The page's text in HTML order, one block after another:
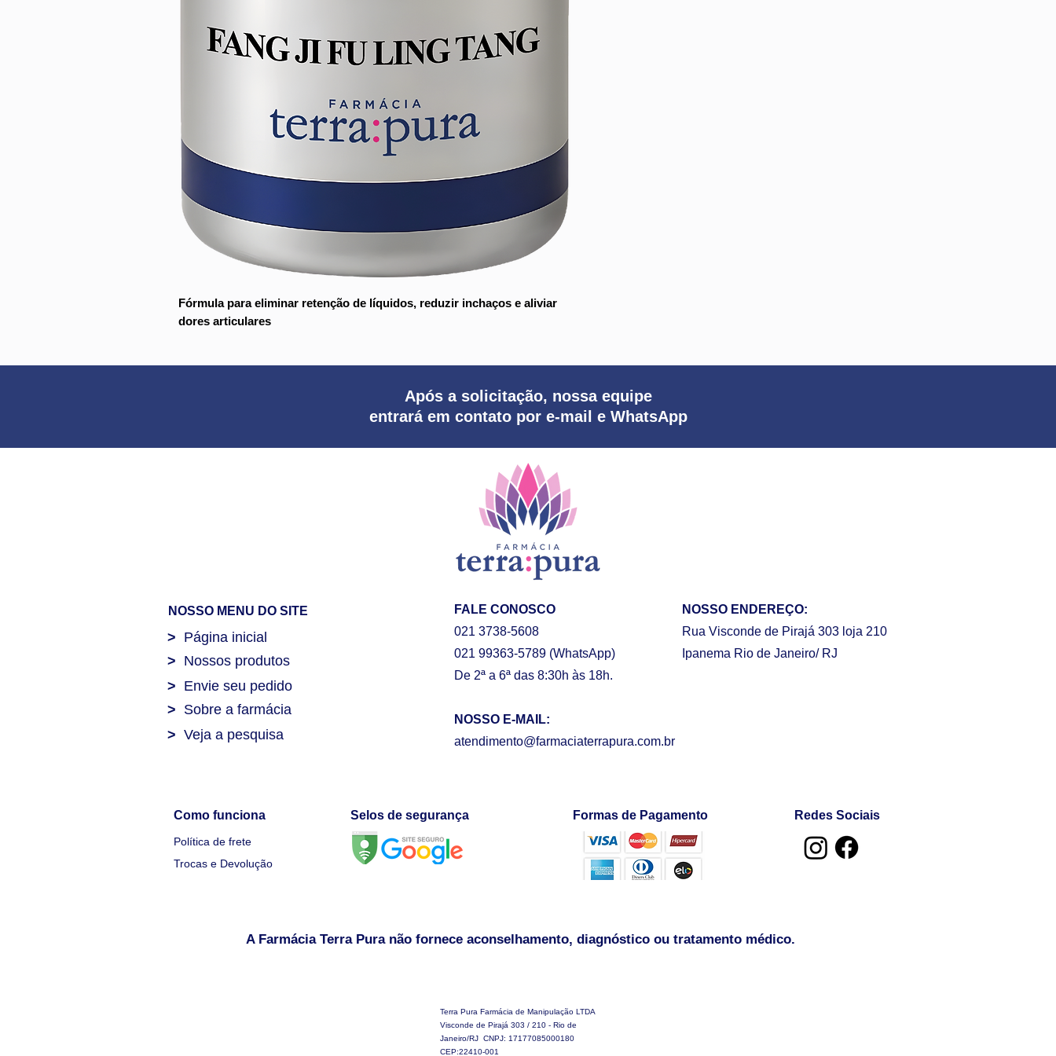
Fórmula para eliminar retenção de líquidos, reduzir inchaços e aliviar
dores articulares
Após a solicitação, nossa equipe
entrará em contato por e-mail e WhatsApp
NOSSO MENU DO SITE
> Nossos produtos
> Página inicial
> Sobre a farmácia
> Envie seu pedido
> Veja a pesquisa
FALE CONOSCO
021 3738-5608
021 99363-5789 (WhatsApp)
De 2ª a 6ª das 8:30h às 18h.
NOSSO E-MAIL:
atendimento@farmaciaterrapura.com.br
NOSSO ENDEREÇO:
Rua Visconde de Pirajá 303 loja 210
Ipanema Rio de Janeiro/ RJ
Como funciona
Política de frete
Trocas e Devolução
Selos de segurança Formas de Pagamento Redes Sociais
A Farmácia Terra Pura não fornece aconselhamento, diagnóstico ou tratamento médico.
Terra Pura Farmácia de Manipulação LTDA
Visconde de Pirajá 303 / 210 - Rio de
Janeiro/RJ CNPJ: 17177085000180
CEP:22410-001